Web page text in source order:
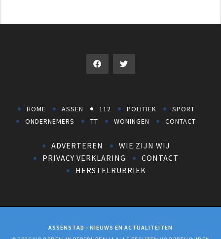
HOME ASSEN 112 POLITIEK
SPORT
ONDERNEMERS
TT WONINGEN CONTACT
ADVERTEREN
WIE ZIJN WIJ
PRIVACY VERKLARING
CONTACT
HERSTELRUBRIEK
ASSENSTAD - NIEUWS EN ACTUALITEITEN